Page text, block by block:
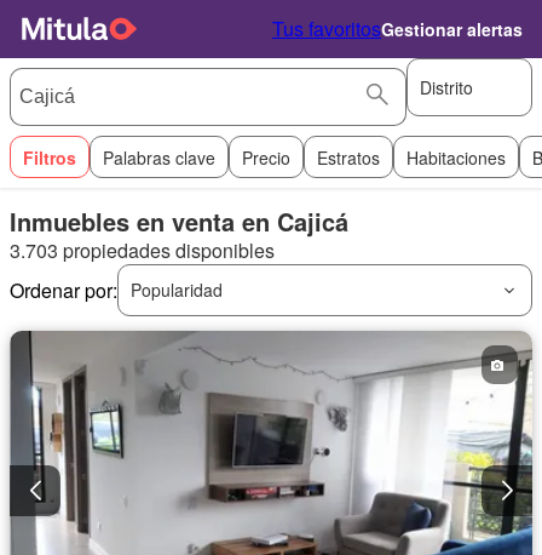
Tus favoritosGestionar alertas
Distrito
Filtros Palabras clave Precio Estratos Habitaciones
Inmuebles en venta en Cajicá
3.703 propiedades disponibles
Ordenar por:
Popularidad